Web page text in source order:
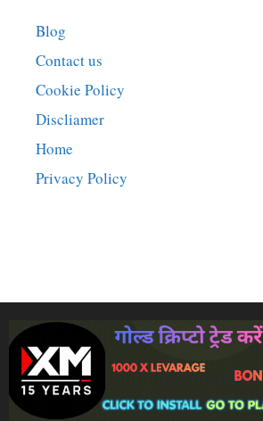
Blog
Contact us
Cookie Policy
Discliamer
Home
Privacy Policy